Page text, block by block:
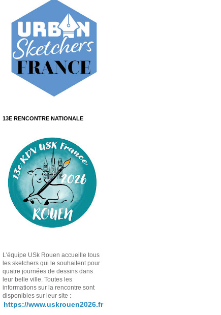
13E RENCONTRE NATIONALE
L'équipe USk Rouen accueille tous
les sketchers qui le souhaitent pour
quatre journées de dessins dans
leur belle ville. Toutes les
informations sur la rencontre sont
disponibles sur leur site :
https://www.uskrouen2026.fr